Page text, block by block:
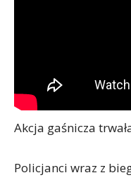
Akcja gaśnicza
Policjanci wraz z